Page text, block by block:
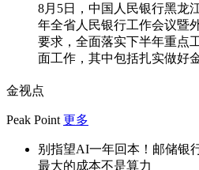
8月5日，中国人民银行黑龙
年全省人民银行工作会议暨
要求，全面落实下半年重点
面工作，其中包括扎实做好
金视点
Peak Point 更多
别指望AI一年回本！邮储银
最大的成本不是算力